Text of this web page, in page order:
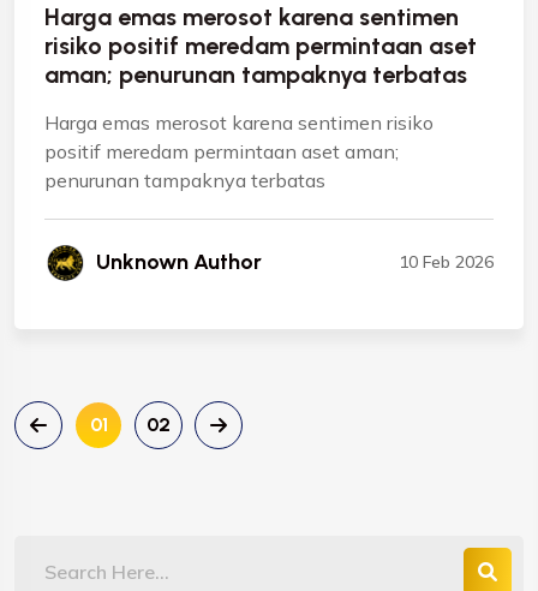
Harga emas merosot karena sentimen
risiko positif meredam permintaan aset
aman; penurunan tampaknya terbatas
Harga emas merosot karena sentimen risiko
positif meredam permintaan aset aman;
penurunan tampaknya terbatas
Unknown Author 10 Feb 2026
01 02